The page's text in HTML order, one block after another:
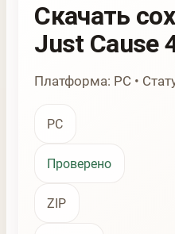
Скачать
Just Cause
Платформа: PC •
PC
Проверено
ZIP